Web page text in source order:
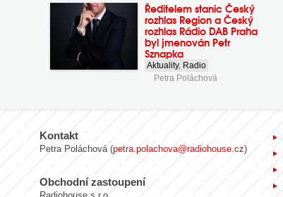
Ředitelem stanic Český
rozhlas Region a Český
rozhlas Rádio DAB Praha
byl jmenován Petr
Sznapka
Aktuality, Radio
Petra Poláchová
Kontakt
Petra Poláchová (petra.polachova@radiohouse.cz)
Obchodní zastoupení